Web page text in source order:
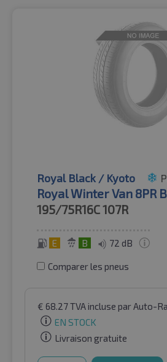
Royal Black / Kyoto
Royal Winter Van 8PR
195/75R16C107R
E B 72 dB
Comparer les pneus
€ 68.27TVA incluse par Auto-
EN STOCK
Livraison gratuite